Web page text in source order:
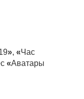
», «Час
«Аватары